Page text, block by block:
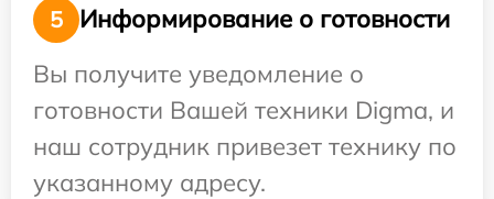
5
Информирование о готовности
Вы получите уведомление о
готовности Вашей техники Digma, и
наш сотрудник привезет технику по
указанному адресу.